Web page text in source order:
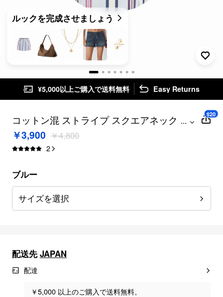
ルックを完成させましょう
¥5,000以上ご購入で送料無料 Easy Returns
コットン混 ストライプ スクエアネック タ
ンクトップ
...
￥3,900 ￥4,800
2
$20
ブルー
サイズを選択
配送先 JAPAN
配達
￥5,000 以上のご購入で送料無料。